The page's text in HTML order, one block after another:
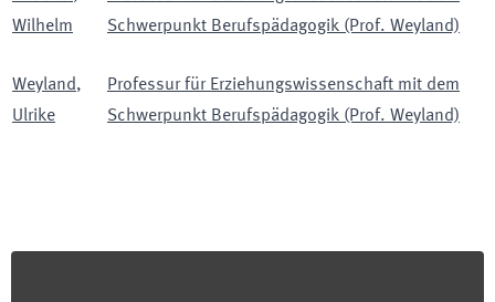
Wilhelm
Schwerpunkt Berufspädagogik (Prof. Weyland)
Weyland,
Ulrike
Professur für Erziehungswissenschaft mit dem
Schwerpunkt Berufspädagogik (Prof. Weyland)